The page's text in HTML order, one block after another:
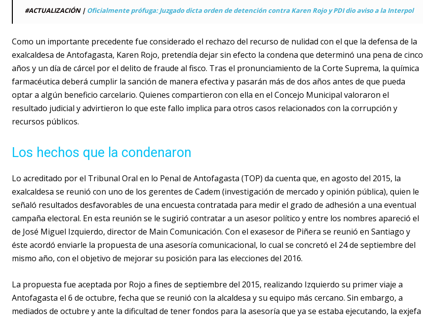
#ACTUALIZACIÓN | Oficialmente prófuga: Juzgado dicta orden de detención contra Karen Rojo y PDI dio aviso a la Interpol
Como un importante precedente fue considerado el rechazo del recurso de nulidad con el que la defensa de la
exalcaldesa de Antofagasta, Karen Rojo, pretendía dejar sin efecto la condena que determinó una pena de cinco
años y un día de cárcel por el delito de fraude al fisco. Tras el pronunciamiento de la Corte Suprema, la química
farmacéutica deberá cumplir la sanción de manera efectiva y pasarán más de dos años antes de que pueda
optar a algún beneficio carcelario. Quienes compartieron con ella en el Concejo Municipal valoraron el
resultado judicial y advirtieron lo que este fallo implica para otros casos relacionados con la corrupción y
recursos públicos.
Los hechos que la condenaron
Lo acreditado por el Tribunal Oral en lo Penal de Antofagasta (TOP) da cuenta que, en agosto del 2015, la
exalcaldesa se reunió con uno de los gerentes de Cadem (investigación de mercado y opinión pública), quien le
señaló resultados desfavorables de una encuesta contratada para medir el grado de adhesión a una eventual
campaña electoral. En esta reunión se le sugirió contratar a un asesor político y entre los nombres apareció el
de José Miguel Izquierdo, director de Main Comunicación. Con el exasesor de Piñera se reunió en Santiago y
éste acordó enviarle la propuesta de una asesoría comunicacional, lo cual se concretó el 24 de septiembre del
mismo año, con el objetivo de mejorar su posición para las elecciones del 2016.
La propuesta fue aceptada por Rojo a fines de septiembre del 2015, realizando Izquierdo su primer viaje a
Antofagasta el 6 de octubre, fecha que se reunió con la alcaldesa y su equipo más cercano. Sin embargo, a
mediados de octubre y ante la dificultad de tener fondos para la asesoría que ya se estaba ejecutando, la exjefa